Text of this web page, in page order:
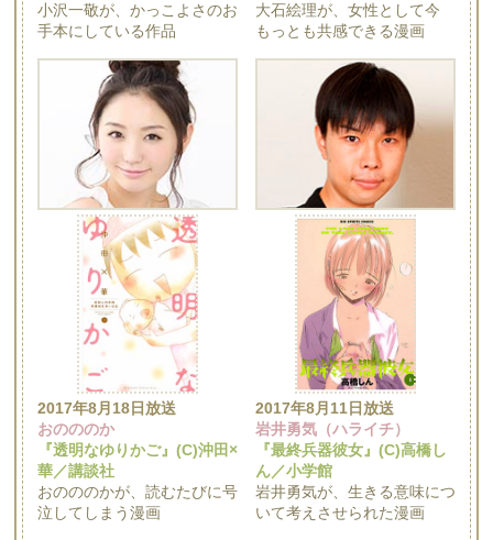
小沢一敬が、かっこよさのお
手本にしている作品
大石絵理が、女性として今
もっとも共感できる漫画
2017年8月18日放送
おのののか
『透明なゆりかご』(C)沖田×
華／講談社
おのののかが、読むたびに号
泣してしまう漫画
2017年8月11日放送
岩井勇気（ハライチ）
『最終兵器彼女』(C)高橋し
ん／小学館
岩井勇気が、生きる意味につ
いて考えさせられた漫画